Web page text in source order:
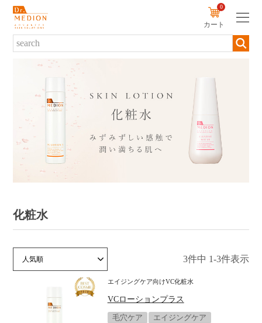
0
カート
新規会員登録
商品について
商品一覧から探す
ブランド・シリーズから探す
カテゴリーから探す
定期便から探す
初めての方へ
Dr.MEDIONについて
お手入れステップ
化粧水
価格が安い順
価格が高い順
新着順
人気順 3件中 1-3件表示
エイジングケア向けVC化粧水
VCローションプラス
毛穴ケア エイジングケア